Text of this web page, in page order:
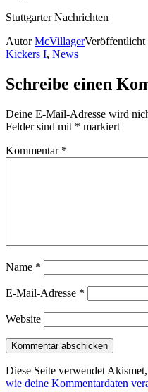
Stuttgarter Nachrichten
AutorMcVillagerVeröffentlicht
Kickers I, News
Schreibe einen
Deine E-Mail-Adresse wird
Felder sind mit * markiert
Kommentar *
Name *
E-Mail-Adresse *
Website
Diese Seite verwendet
wie deine Kommentardaten